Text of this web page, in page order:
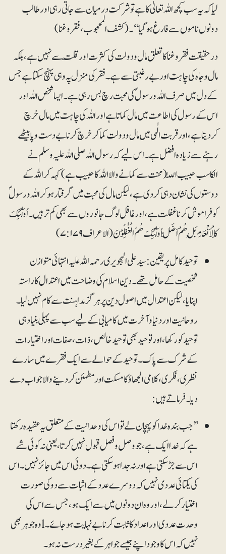
لیا کہ یہ سب کچھ اللہ تعالیٰ کا ہے تو شرکت درمیان سے جاتی رہی اور طالب
دونوں ناموں سے فارغ ہوگیا‘‘۔ (کشف المحجوب، فقروغنا)
درحقیقت فقر وغنا کا تعلق مال ودولت کی کثرت اور قلّت سے نہیں ہے، بلکہ
مال وجاہ کی چاہت اور بے رغبتی سے ہے۔فقر کی منزل پہ وہی پہنچ سکتا ہے جس
کے دل میں صرف اللہ ورسولؐ کی محبت رچ بس رہی ہے۔ ایسا شخص اللہ اور
اس کے رسول کی اطاعت میں مال کماتا ہے اور اللہ کی چاہت میں مال خرچ
کردیتا ہے، اور قربت الٰہی میں مال ودولت کما کر خرچ کرنا بے دست وپا بیٹھے
رہنے سے زیادہ افضل ہے۔ اس لیے کہ رسول اللہ صلی اللہ علیہ وسلم نے
الکاسب حبیب اللّٰہ (محنت سے کمانے والا اللہ کا حبیب ہے)کہہ کر اللہ کے
دوستوں کی نشان دہی کردی ہے، لیکن مال کی محبت میں گرفتار ہو کر اللہ ورسولؐ
کو فراموش کرنا غفلت ہے، اور غافل لوگ جانوروں سے بھی کم تر ہیں۔ اُولٰٓئِکَ
کَالْاَنْعَامِ بَلْ ھُمْ اَضَلُّ اُولٰٓئِکَ ھُمُ الْغٰفِلُوْنَ (الاعراف ۷:۱۷۹)
توحید کامل پر یقین: سید علی الہجویری رحمہ اللہ علیہ انتہائی متوازن
شخصیت کے حامل تھے۔ دین اسلام کی وضاحت میں اعتدال کا راستہ
اپنایا، لیکن اعتدال میں اصول دین پر ہرگز مداہنت سے کام نہیں لیا۔
روحانیت اور دنیا وآخرت میں کامیابی کے لیے سب سے پہلی بنیاد ہی
توحید کو رکھا، اور توحید بھی توحید خالص، ذات، صفات اور اختیارات
کے شرک سے پاک۔ توحید کے حوالے سے ایک فقرے میں سارے
نظری، فکری، کلامی الجھاؤ کا مسکت اور مطمئن کردینے والا جواب دے
دیا۔ فرماتے ہیں:
’’جب بندہ خدا کو پہچان لے تو اس کی وحدانیت کے متعلق یہ عقیدہ رکھتا
ہے کہ خدا ایک ہے، جو وصل وفصل قبول نہیں کرتا، یعنی نہ کوئی شے
اس سے جڑ سکتی ہے اور نہ جدا ہوسکتی ہے۔ دوئی اس میں جائز نہیں۔ اس
کی یکتائی عددی نہیں کہ دوسرے عدد کے اثبات سے دو کی صورت
اختیار کرلے، اور وہ ان دونوں میں سے ایک ہو، جس سے اس کی
وحدت عددی اور اعداد کا ثابت کرنا بے نہایت ہوجائے۔ lوہ جوہر بھی
نہیں کہ اس کا وجود اپنے جیسے جواہر کے بغیر درست نہ ہو۔